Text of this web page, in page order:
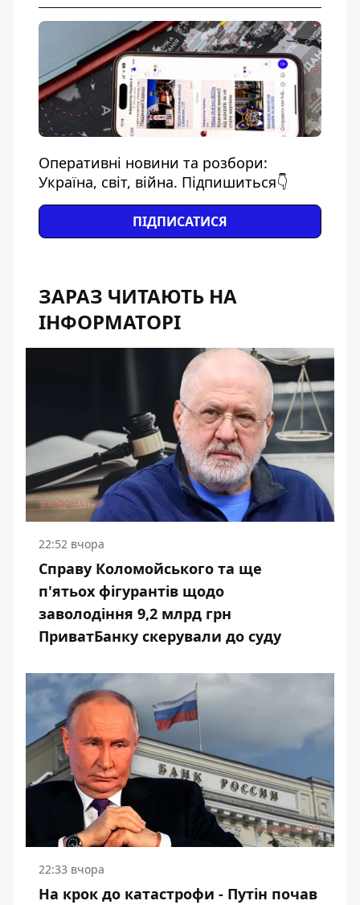
Оперативні новини та розбори:
Україна, світ, війна. Підпишиться👇
ПІДПИСАТИСЯ
ЗАРАЗ ЧИТАЮТЬ НА
ІНФОРМАТОРІ
22:52 вчора
Справу Коломойського та ще
п'ятьох фігурантів щодо
заволодіння 9,2 млрд грн
ПриватБанку скерували до суду
22:33 вчора
На крок до катастрофи - Путін почав